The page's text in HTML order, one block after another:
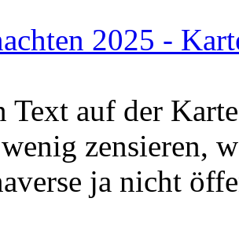
2025 -
Text auf der
zensieren,
ja nicht